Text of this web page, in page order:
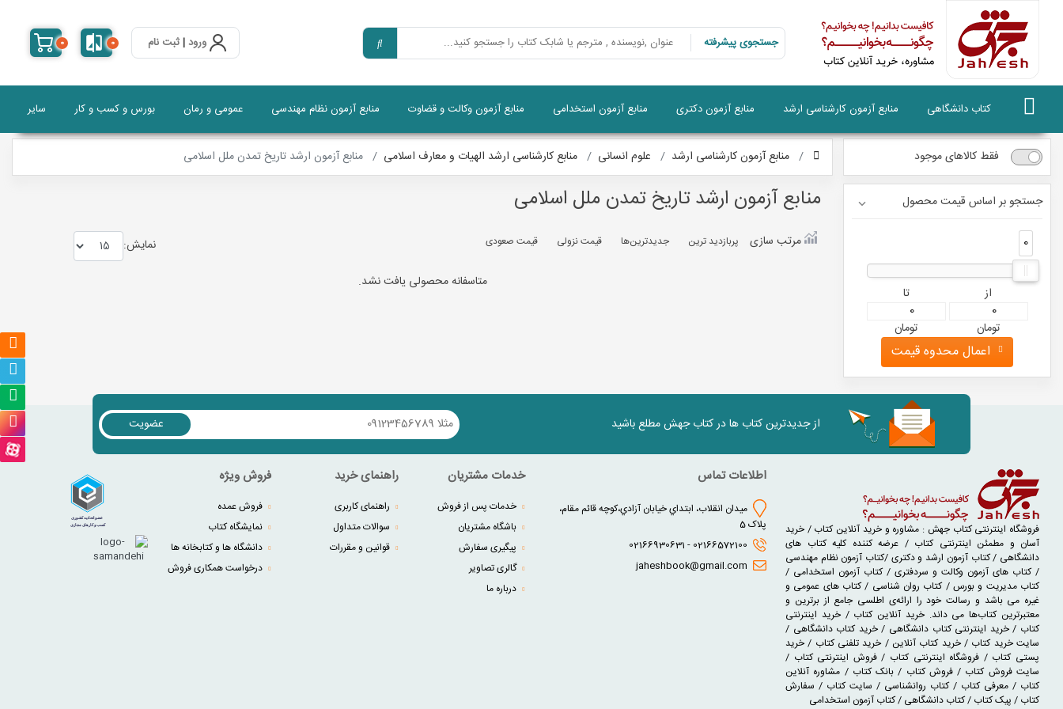
جستجوی پیشرفته ورود|ثبت نام 0
0
کتاب دانشگاهی منابع آزمون کارشناسی ارشد منابع آزمون دکتری منابع آزمون استخدامی منابع آزمون وکالت و قضاوت منابع آزمون نظام مهندسی عمومی و رمان بورس و کسب و کار سایر
فقط کالاهای موجود
جستجو بر اساس قیمت محصول
0
0
از
تومان
تا
تومان
اعمال محدوه قیمت
منابع آزمون کارشناسی ارشد علوم انسانی منابع کارشناسی ارشد الهیات و معارف اسلامی منابع آزمون ارشد تاریخ تمدن ملل اسلامی
منابع آزمون ارشد تاریخ تمدن ملل اسلامی
مرتب سازی پربازديد ترين جديدترين‌ها قيمت نزولی قيمت صعودی
نمايش:
متاسفانه محصولی یافت نشد.
از جدیدترین کتاب ها در کتاب جهش مطلع باشید عضویت
فروشگاه اینترنتی کتاب جهش : مشاوره و خرید آنلاین کتاب / خرید
آسان و مطمئن اینترنتی کتاب / عرضه کننده کلیه کتاب های
دانشگاهی / کتاب آزمون ارشد و دکتری /کتاب آزمون نظام مهندسی
/ کتاب های آزمون وکالت و سردفتری / کتاب آزمون استخدامی /
کتاب مدیریت و بورس / کتاب روان شناسی / کتاب های عمومی و
غیره می باشد و رسالت خود را ارائه‌ی اطلسی جامع از برترین و
معتبرترین کتاب‌ها می داند. خرید آنلاین کتاب / خرید اینترنتی
کتاب / خرید اینترنتی کتاب دانشگاهی / خرید کتاب دانشگاهی /
سایت خرید کتاب / خرید کتاب آنلاین / خرید تلفنی کتاب / خرید
پستی کتاب / فروشگاه اینترنتی کتاب / فروش اینترنتی کتاب /
سایت فروش کتاب / فروش کتاب / بانک کتاب / مشاوره آنلاین
کتاب / معرفی کتاب / کتاب روانشناسی / سایت کتاب / سفارش
کتاب / پیک کتاب / کتاب دانشگاهی / کتاب آزمون استخدامی
اطلاعات تماس
میدان انقلاب، ابتداي خيابان آزادي،کوچه قائم مقام،
پلاک 5
خدمات مشتریان
خدمات پس از فروش
باشگاه مشتریان
پیگیری سفارش
گالری تصاویر
درباره ما
راهنمای خرید
راهنمای کاربری
سوالات متداول
قوانین و مقررات
فروش ویژه
فروش عمده
نمایشگاه کتاب
دانشگاه ها و کتابخانه ها
درخواست همکاری فروش